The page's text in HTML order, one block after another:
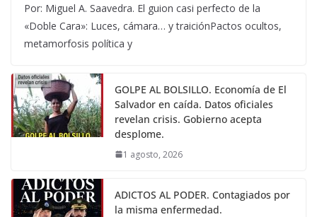
Por: Miguel A. Saavedra. El guion casi perfecto de la
«Doble Cara»: Luces, cámara… y traiciónPactos ocultos,
metamorfosis política y
GOLPE AL BOLSILLO. Economía de El
Salvador en caída. Datos oficiales
revelan crisis. Gobierno acepta
desplome.
1 agosto, 2026
ADICTOS AL PODER. Contagiados por
la misma enfermedad.